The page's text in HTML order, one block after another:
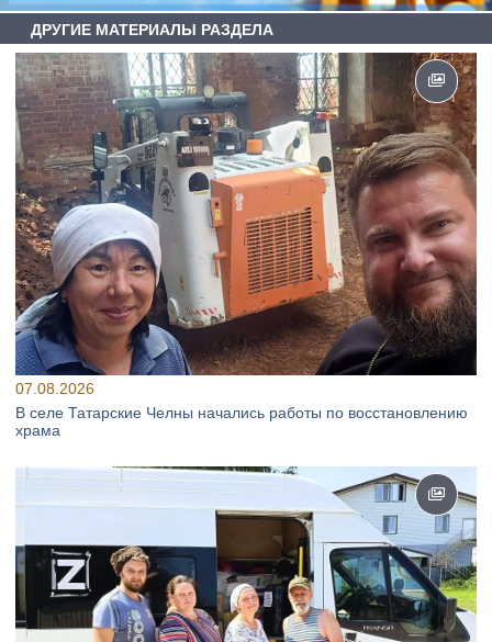
ДРУГИЕ МАТЕРИАЛЫ РАЗДЕЛА
07.08.2026
В селе Татарские Челны начались работы по восстановлению
храма